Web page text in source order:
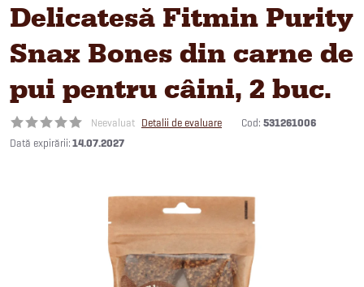
Delicatesă Fitmin Purity
Snax Bones din carne de
pui pentru câini, 2 buc.
Neevaluat Detalii de evaluare Cod: 531261006
14.07.2027